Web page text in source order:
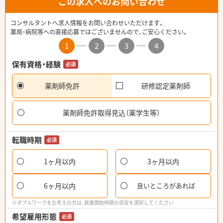
コンサルタントへ求人情報をお問い合わせいただけます。
薬局・病院等への直接応募ではございませんので、ご安心ください。
1 2 3
4
保有資格・経験
必須
薬剤師免許 研修認定薬剤師
薬剤師免許取得見込（薬学生等）
転職時期 必須
1ヶ月以内 3ヶ月以内
6ヶ月以内 良いところがあれば
※ダブルワークをお考えの方は、就業開始時期の目安を選択してください
希望雇用形態 必須